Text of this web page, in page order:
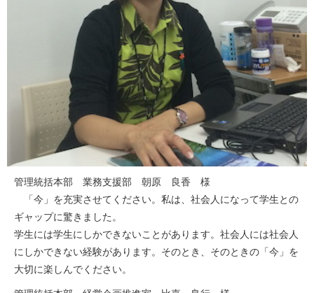
管理統括本部 業務支援部 朝原 良香 様
「今」を充実させてください。私は、社会人になって学生との
ギャップに驚きました。
学生には学生にしかできないことがあります。社会人には社会人
にしかできない経験があります。そのとき、そのときの「今」を
大切に楽しんでください。